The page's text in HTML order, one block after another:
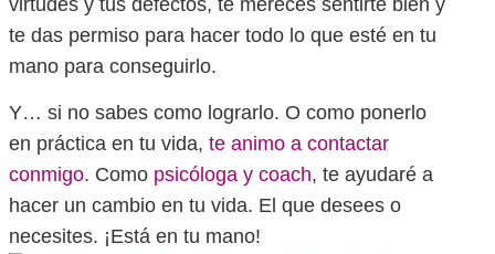
te das permiso para hacer todo lo que esté en tu
mano para conseguirlo.
Y… si no sabes como lograrlo. O como ponerlo
en práctica en tu vida, te animo a contactar
conmigo. Como psicóloga y coach, te ayudaré a
hacer un cambio en tu vida. El que desees o
necesites. ¡Está en tu mano!